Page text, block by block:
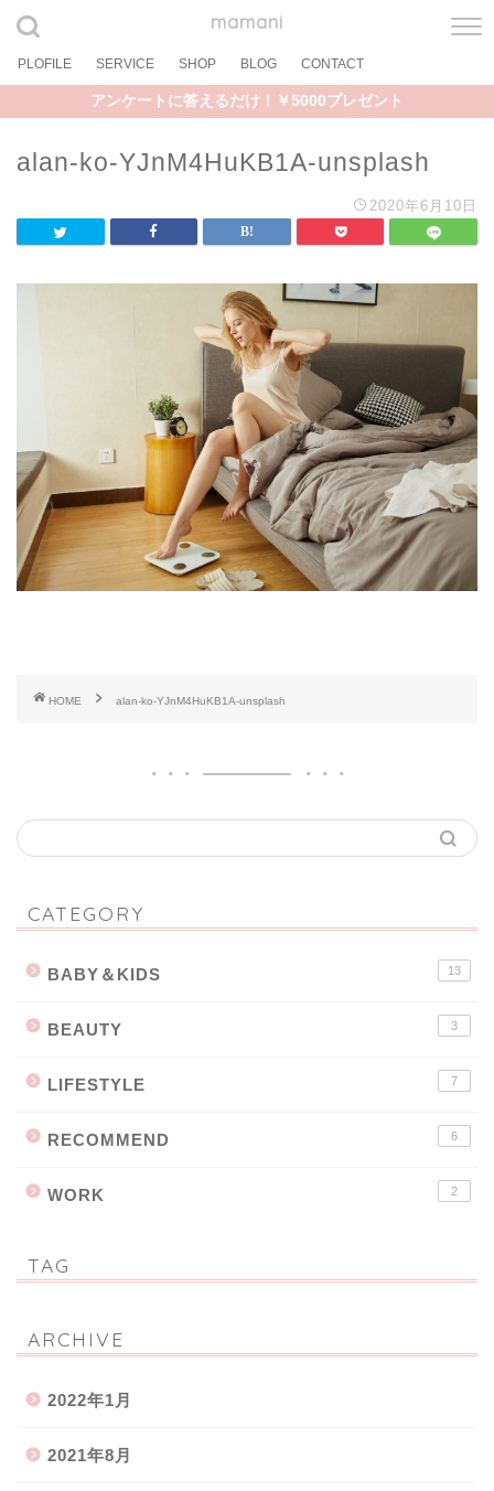
mamani
PLOFILE SERVICE SHOP BLOG CONTACT
アンケートに答えるだけ！￥5000プレゼント
alan-ko-YJnM4HuKB1A-unsplash
2020年6月10日
HOME alan-ko-YJnM4HuKB1A-unsplash
CATEGORY
BABY＆KIDS 13
BEAUTY 3
LIFESTYLE 7
RECOMMEND 6
WORK 2
TAG
ARCHIVE
2022年1月
2021年8月